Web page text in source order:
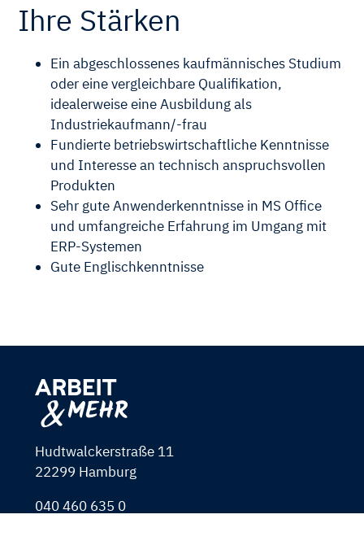
Ihre Stärken
Ein abgeschlossenes kaufmännisches Studium
oder eine vergleichbare Qualifikation,
idealerweise eine Ausbildung als
Industriekaufmann/-frau
Fundierte betriebswirtschaftliche Kenntnisse
und Interesse an technisch anspruchsvollen
Produkten
Sehr gute Anwenderkenntnisse in MS Office
und umfangreiche Erfahrung im Umgang mit
ERP-Systemen
Gute Englischkenntnisse
Hudtwalckerstraße 11
22299 Hamburg
040 460 635 0